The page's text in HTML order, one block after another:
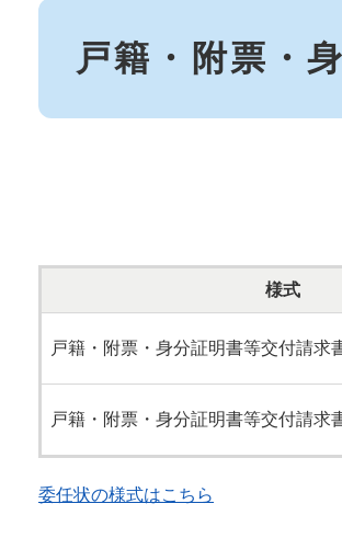
本
戸籍・附票・
様式
戸籍・附票・身分証明書等交付請求
戸籍・附票・身分証明書等交付請求
委任状の様式はこちら